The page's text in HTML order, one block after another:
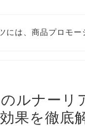
には、商品プロモー
ルナーリ
果を徹底